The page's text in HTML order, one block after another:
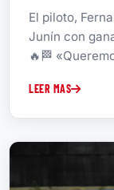
El piloto,
Junín con
🔥🏁
LEER MAS